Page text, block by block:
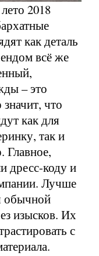
2018
как деталь
всё же
– это
что
как для
так и
Главное,
дресс-коду и
Лучше
обычной
изысков. Их
с